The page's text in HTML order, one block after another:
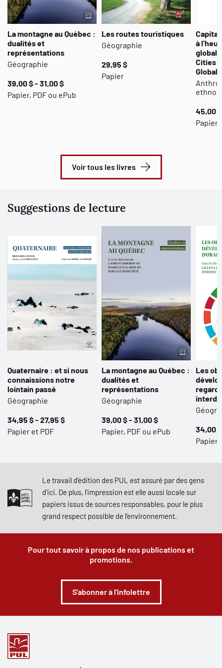
La montagne au Québec :
dualités et
représentations
Géographie
39,00 $ - 31,00 $
Papier, PDF ou ePub
Les routes touristiques
Géographie
29,95 $
Papier
à
Cities
45,00 $
Papier
Voir tous les livres
Suggestions de lecture
Quaternaire : et si nous
connaissions notre
lointain passé
Géographie
34,95 $ - 27,95 $
Papier et PDF
La montagne au Québec :
dualités et
représentations
Géographie
39,00 $ - 31,00 $
Papier, PDF ou ePub
Les
34,00
Papier,
Le travail d'édition des PUL est assuré par des gens
d'ici. De plus, l'impression est elle aussi locale sur
papiers issus de sources responsables, pour le plus
grand respect possible de l'environnement.
Pour tout savoir à propos de nos publications et
promotions.
S'abonner à l'infolettre